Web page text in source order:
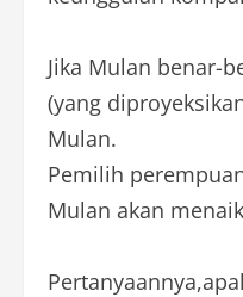
Jika Mulan benar-
(yang
Mulan.
Pemilih
Mulan akan